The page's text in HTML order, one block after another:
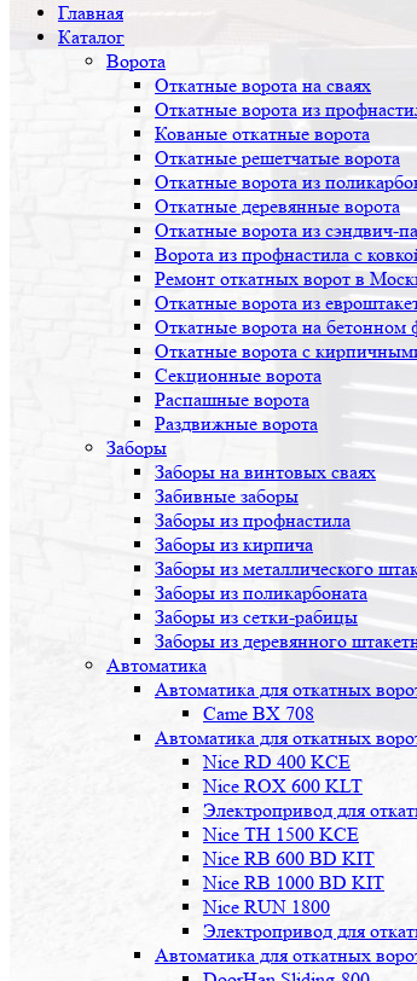
Главная
Каталог
Ворота
Откатные ворота на сваях
Откатные ворота из
Кованые откатные ворота
Откатные решетчатые ворота
Откатные ворота из
Откатные деревянные ворота
Откатные ворота из сэндвич-
Ворота из профнастила с
Ремонт откатных ворот в
Откатные ворота из
Откатные ворота на бетонном
Откатные ворота с
Секционные ворота
Распашные ворота
Раздвижные ворота
Заборы
Заборы на винтовых сваях
Забивные заборы
Заборы из профнастила
Заборы из кирпича
Заборы из металлического
Заборы из поликарбоната
Заборы из сетки-рабицы
Заборы из деревянного
Автоматика
Автоматика для откатных
Came BX 708
Автоматика для откатных
Nice RD 400 KCE
Nice ROX 600 KLT
Электропривод для
Nice TH 1500 KCE
Nice RB 600 BD KIT
Nice RB 1000 BD KIT
Nice RUN 1800
Электропривод для
Автоматика для откатных